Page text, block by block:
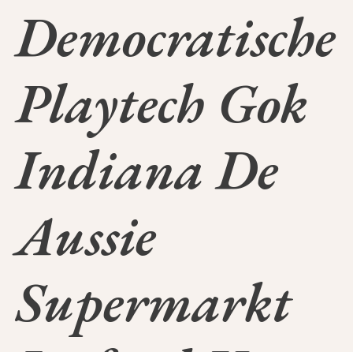
Democratische
Playtech Gok
Indiana De
Aussie
Supermarkt